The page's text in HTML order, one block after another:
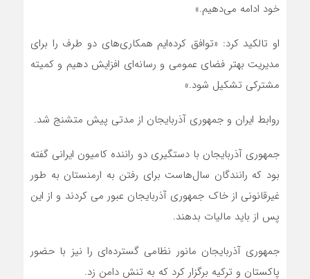
خود ادامه می‌دهیم.»
او تالکید کرد: «توافق کرده‌ایم همکاری‌های دو طرف را برای
مدیریت بهتر فضای عمومی و رسانه‌ای افزایش دهیم و کمیته
مشترکی تشکیل شود.»
روابط ایران و جمهوری آذربایجان از مدتی پیش متشنج شد.
جمهوری آذربایجان با دستگیری دو راننده کامیون ایرانی گفته
بود که رانندگان سال‌هاست برای رفتن به ارمنستان به طور
غیرقانونی از خاک جمهوری آذربایجان عبور می کردند و از این
پس از باید مالیات بدهند.
جمهوری آذربایجان مانور نظامی گسترده‌ای را نیز با حضور
پاکستان و ترکیه برگزار کرد که به تنش‌ دامن زد.